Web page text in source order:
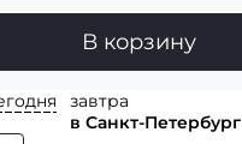
В корзину
завтра
в Санкт-Петербург